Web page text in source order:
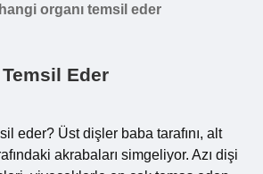
organı temsil eder
Eder
eder? Üst dişler baba tarafını, alt
akrabaları simgeliyor. Azı dişi